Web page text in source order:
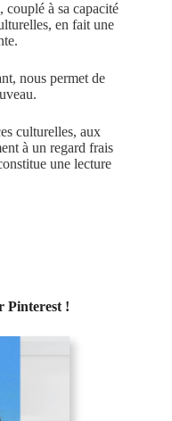
à sa capacité
en fait une
nous permet de
culturelles, aux
à un regard frais
une lecture
Pinterest !